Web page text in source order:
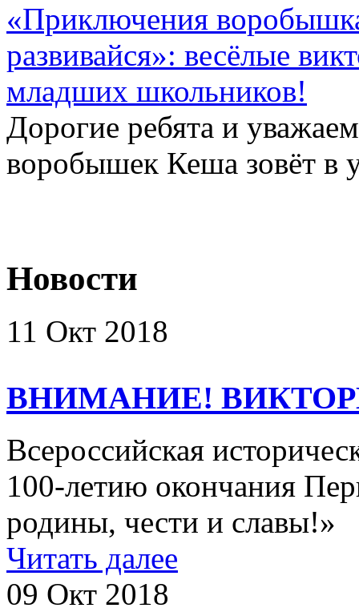
«Приключения
развивайся»: весёлые
младших школьников!
Дорогие ребята и
воробышек Кеша зовёт в
Новости
11 Окт 2018
ВНИМАНИЕ!
Всероссийская
100-летию окончания
родины, чести и славы!»
Читать далее
09 Окт 2018